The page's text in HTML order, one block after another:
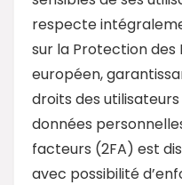
respecte
sur la Protection des
européen,
droits des
données
facteurs (2FA) est
avec possibilité